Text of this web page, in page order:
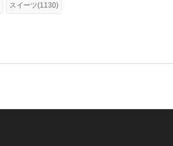
スイーツ(1130)